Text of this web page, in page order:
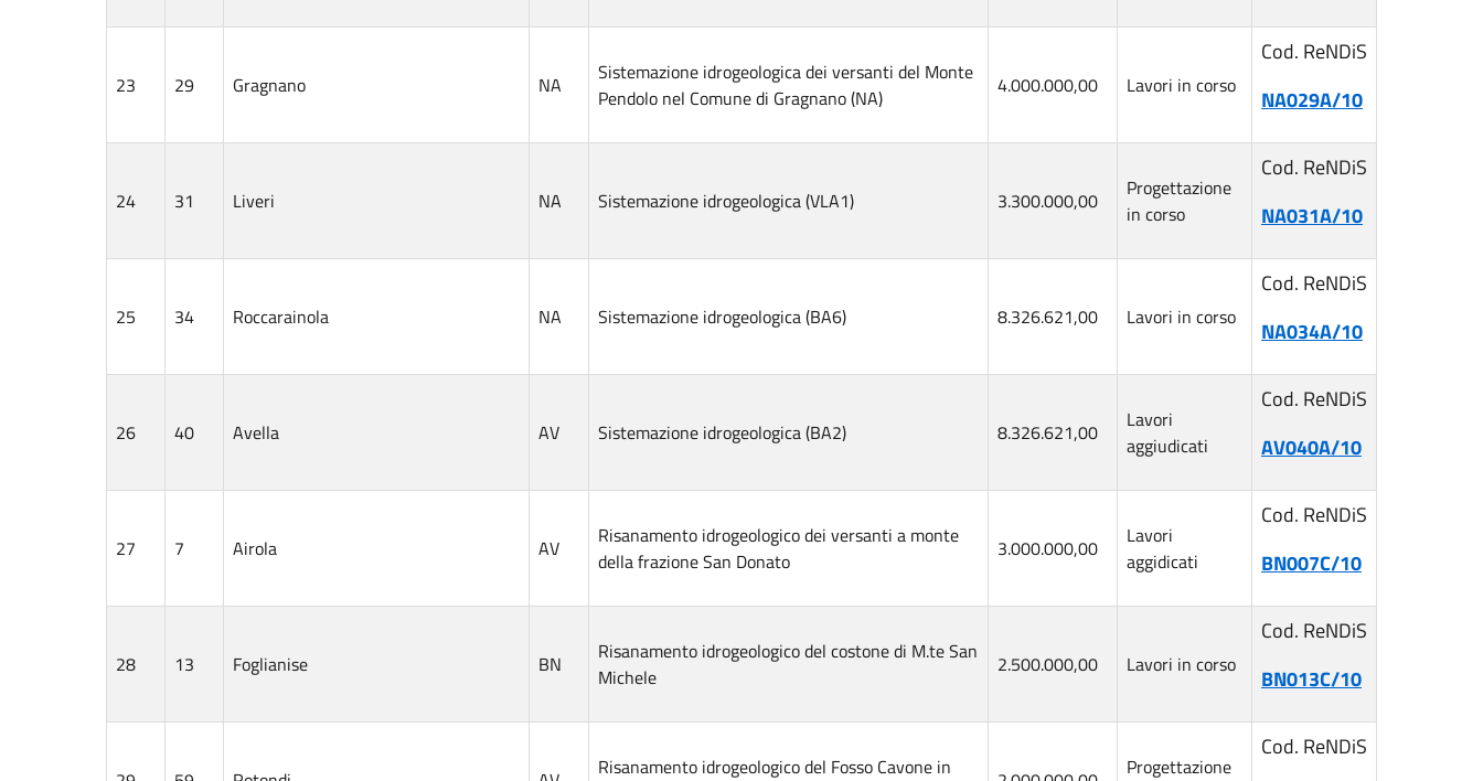
23 29 Gragnano NA
Sistemazione idrogeologica dei versanti del Monte
Pendolo nel Comune di Gragnano (NA)
4.000.000,00 Lavori in corso
Cod. ReNDiS
NA029A/10
24 31 Liveri NA Sistemazione idrogeologica (VLA1) 3.300.000,00
Progettazione
in corso
Cod. ReNDiS
NA031A/10
25 34 Roccarainola NA Sistemazione idrogeologica (BA6) 8.326.621,00 Lavori in corso
Cod. ReNDiS
NA034A/10
26 40 Avella AV Sistemazione idrogeologica (BA2) 8.326.621,00
Lavori
aggiudicati
Cod. ReNDiS
AV040A/10
27 7 Airola AV
Risanamento idrogeologico dei versanti a monte
della frazione San Donato
3.000.000,00
Lavori
aggidicati
Cod. ReNDiS
BN007C/10
28 13 Foglianise BN
Risanamento idrogeologico del costone di M.te San
Michele
2.500.000,00 Lavori in corso
Cod. ReNDiS
BN013C/10
Risanamento idrogeologico del Fosso Cavone in
Progettazione
Cod. ReNDiS